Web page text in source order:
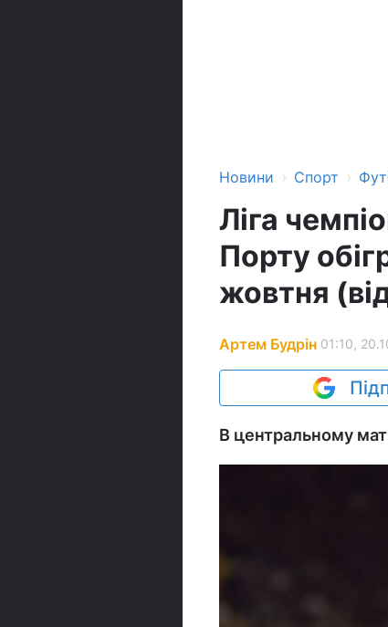
Новини › Спорт ›
Ліга
Порту
жовтня
Артем Будрін 01:10,
В центральному